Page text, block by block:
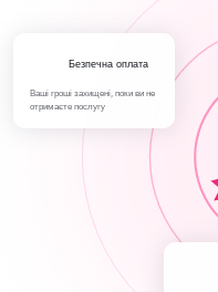
Безпечна оплата
Ваші гроші захищені, поки ви не
отримаєте послугу